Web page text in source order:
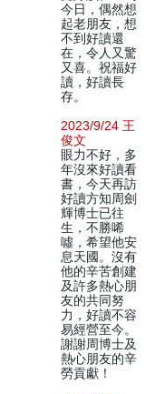
今日，偶然想
起老朋友，想
不到好讀還
在，令人又驚
又喜。祝福好
讀，好讀長
存。
2023/9/24 王
俊文
眼力不好，多
年沒來好讀看
書，今天再訪
好讀方知周劍
輝博士已往
生，不勝唏
噓，希望他安
息天國。沒有
他的辛苦創建
及許多熱心朋
友的共同努
力，好讀不容
易經營至今。
謝謝周博士及
熱心朋友的辛
勞貢獻！